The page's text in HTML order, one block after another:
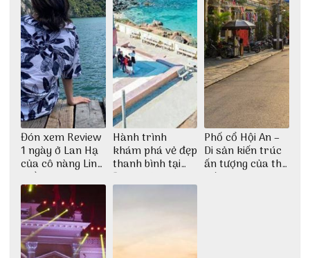
Đón xem Review
1 ngày ở Lan Hạ
của cô nàng Linh
Trần
Hành trình
khám phá vẻ đẹp
thanh bình tại
Đảo Phú Quý
Phố cổ Hội An –
Di sản kiến trúc
ấn tượng của thế
giới